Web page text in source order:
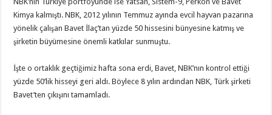
Kimya kalmıştı. NBK, 2012 yılının Temmuz ayında evcil hayvan pazarına
yönelik çalışan Bavet İlaç’tan yüzde 50 hissesini bünyesine katmış ve
şirketin büyümesine önemli katkılar sunmuştu.
İşte o ortaklık geçtiğimiz hafta sona erdi, Bavet, NBK’nın kontrol ettiği
yüzde 50’lik hisseyi geri aldı. Böylece 8 yılın ardından NBK, Türk şirketi
Bavet’ten çıkışını tamamladı.